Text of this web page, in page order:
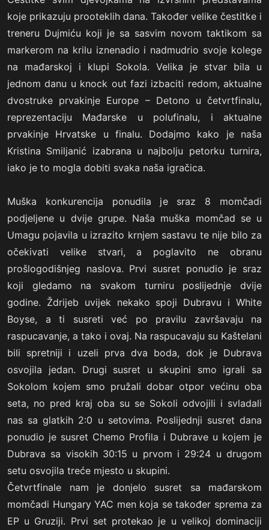
koje prikazuju prooteklih dana. Također velike čestitke i
treneru Dujmiću koji je sa sasvim novom taktikom sa
markerom na krilu iznenadio i nadmudrio svoje kolege
na mađarskoj i klupi Sokola. Velika je stvar bila u
jednom danu u knock out fazi izbaciti redom, aktualne
dvostruke prvakinje Europe – Detono u četvrtfinalu,
reprezentaciju Mađarske u polufinalu, i aktualne
prvakinje Hrvatske u finalu. Dodajmo kako je naša
Kristina Smiljanić izabrana u najbolju petorku turnira,
iako je to mogla dobiti svaka naša igračica.
Muška konkurencija ponudila je sraz 8 momčadi
podjeljene u dvije grupe. Naša muška momčad se u
Umagu pojavila u izrazito krnjem sastavu te nije bilo za
očekivati velike stvari, a poglavito ne obranu
prošlogodišnjeg naslova. Prvi susret ponudio je sraz
koji gledamo na svakom turniru poslijednje dvije
godine. Ždrijeb uvijek nekako spoji Dubravu i White
Boyse, a ti susreti već po pravilu završavaju na
raspucavanje, a tako i ovaj. Na raspucavaju su Kaštelani
bili spretniji i uzeli prva dva boda, dok je Dubrava
osvojila jedan. Drugi susret u skupini smo igrali sa
Sokolom kojem smo pružali dobar otpor većinu oba
seta, no pred kraj oba su se Sokoli odvojili i svladali
nas sa glatkih 2:0 u setovima. Poslijednji susret dana
ponudio je susret Chemo Profila i Dubrave u kojem je
Dubrava sa visokih 30:15 u prvom i 29:24 u drugom
setu osvojila treće mjesto u skupini.
Četvrtfinale nam je donjelo susret sa mađarskom
momčadi Hungary YAC men koja se također sprema za
EP u Gruziji. Prvi set protekao je u velikoj dominaciji